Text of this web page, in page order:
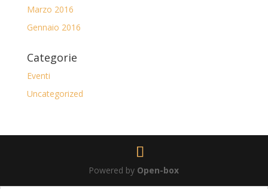
Marzo 2016
Gennaio 2016
Categorie
Eventi
Uncategorized
Powered by Open-box